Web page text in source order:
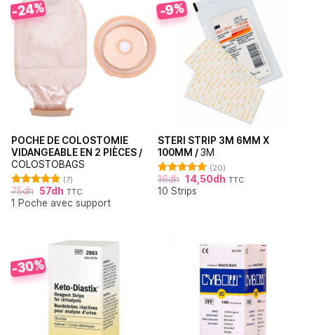
-24%
POCHE DE COLOSTOMIE
VIDANGEABLE EN 2 PIÈCES /
COLOSTOBAGS
Note
5.00
sur 5
(7)
75dh 57dh TTC
1 Poche avec support
-9%
STERI STRIP 3M 6MM X
100MM /3M
Note
4.95
sur 5
(20)
16dh 14,50dh TTC
10 Strips
-30%